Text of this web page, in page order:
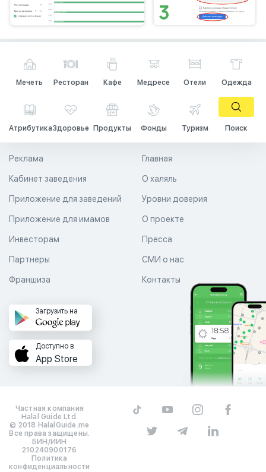
Мечеть Ресторан Кафе Медресе Отели Одежда
АтрибутикаЗдоровье Продукты Фонды Туризм Поиск
Главная
О халяль
Уровни доверия
Реклама
Кабинет заведения
Приложение для заведений
Приложение для имамов О проекте
Пресса
СМИ о нас
Контакты
Инвесторам
Партнеры
Франшиза
Загрузить на
Доступно в
App Store
Частная компания
Halal Guide Ltd.
© 2018 HalalGuide.me
Все права защищены.
БИН/ИИН
210240900176
Политика
конфиденциальности